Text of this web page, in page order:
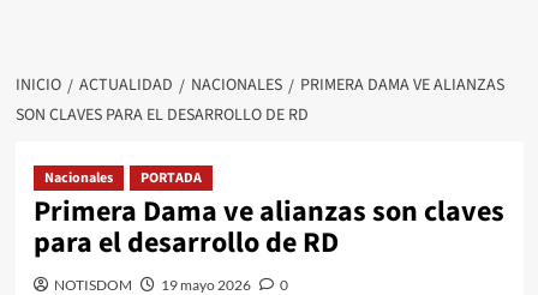
INICIO ACTUALIDAD NACIONALES
PRIMERA DAMA VE ALIANZAS
SON CLAVES PARA EL DESARROLLO DE RD
Nacionales PORTADA
Primera Dama ve alianzas son claves
para el desarrollo de RD
NOTISDOM 19 mayo 2026 0